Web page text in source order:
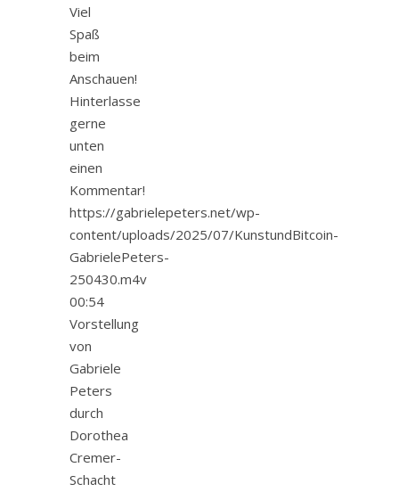
Viel
Spaß
beim
Anschauen!
Hinterlasse
gerne
unten
einen
Kommentar!
https://gabrielepeters.net/wp-
content/uploads/2025/07/KunstundBitcoin-
GabrielePeters-
250430.m4v
00:54
Vorstellung
von
Gabriele
Peters
durch
Dorothea
Cremer-
Schacht